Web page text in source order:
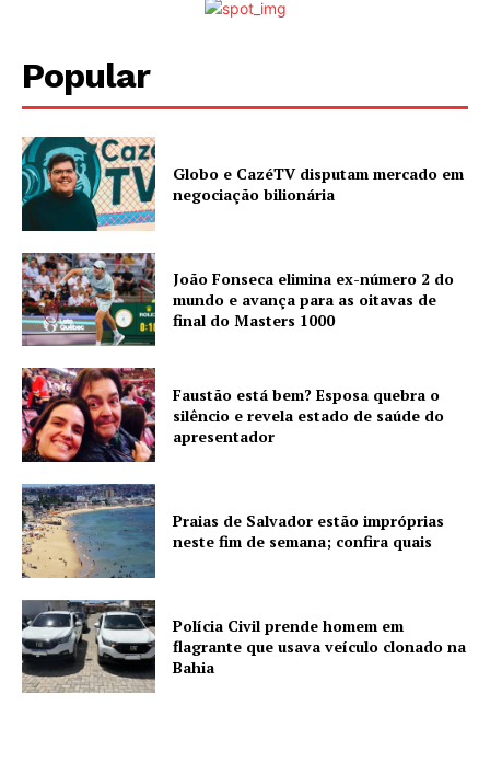
Popular
Globo e CazéTV disputam mercado em
negociação bilionária
João Fonseca elimina ex-número 2 do
mundo e avança para as oitavas de
final do Masters 1000
Faustão está bem? Esposa quebra o
silêncio e revela estado de saúde do
apresentador
Praias de Salvador estão impróprias
neste fim de semana; confira quais
Polícia Civil prende homem em
flagrante que usava veículo clonado na
Bahia